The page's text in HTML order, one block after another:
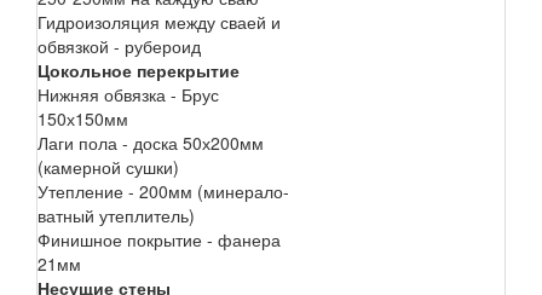
Гидроизоляция между сваей и
обвязкой - рубероид
Цокольное перекрытие
Нижняя обвязка - Брус
150х150мм
Лаги пола - доска 50х200мм
(камерной сушки)
Утепление - 200мм (минерало-
ватный утеплитель)
Финишное покрытие - фанера
21мм
Несущие стены